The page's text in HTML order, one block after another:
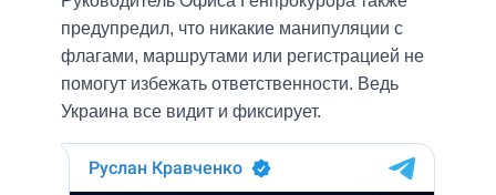
предупредил, что никакие манипуляции с
флагами, маршрутами или регистрацией не
помогут избежать ответственности. Ведь
Украина все видит и фиксирует.